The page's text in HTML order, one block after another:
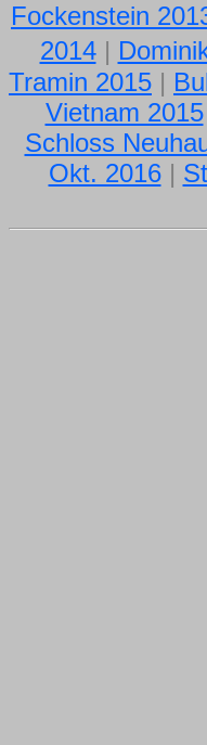
Fockenstein
2014|
Tramin 2015 |
Vietnam 2015
Schloss
Okt. 2016|